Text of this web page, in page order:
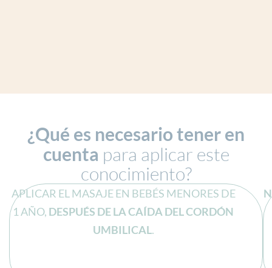
¿Qué es necesario tener en
cuenta para aplicar este
conocimiento?
APLICAR EL MASAJE EN BEBÉS MENORES DE
1 AÑO, DESPUÉS DE LA CAÍDA DEL CORDÓN
UMBILICAL.